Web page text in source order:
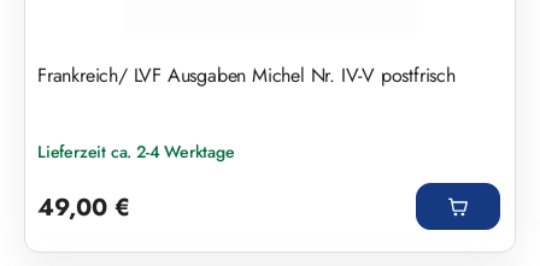
Frankreich/ LVF Ausgaben Michel Nr. IV-V postfrisch
Lieferzeit ca. 2-4 Werktage
49,00 €